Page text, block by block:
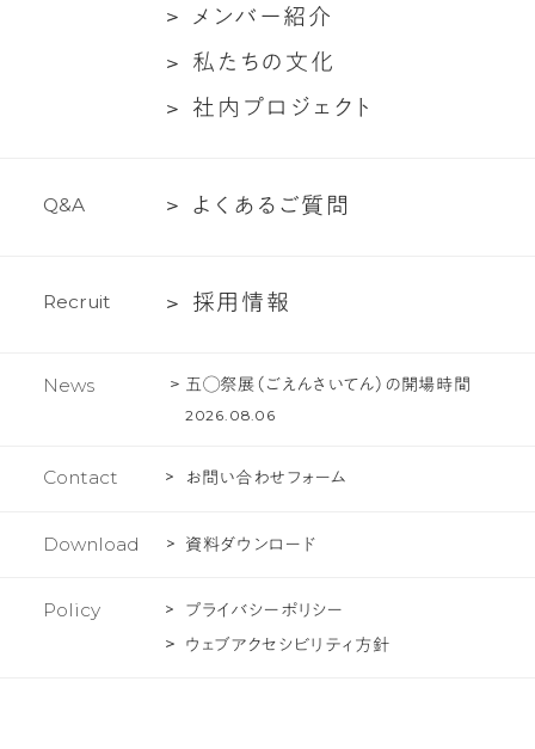
対
談
に
つ
要
メ
ー
メ ンバ ー紹介
私
文
私 た ちの 文化
社
ロ
ク
社 内 プロ ジ ェ ク ト
Q&A
よ
る
問
よ く あ る ご質 問
Recruit
採 採用 情報
News 五◯祭展（ごえんさいてん）の開場時間
2026.08.06
Contact お問い合わせフォーム
Download 資料ダウンロード
Policy
プライバシーポリシー
ウェブアクセシビリティ方針